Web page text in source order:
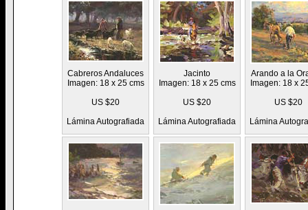
Cabreros Andaluces
Imagen: 18 x 25 cms
US $20
Lámina Autografiada
Jacinto
Imagen: 18 x 25 cms
US $20
Lámina Autografiada
Arando a la
Imagen: 18 x
US $20
Lámina